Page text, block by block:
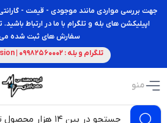
جهت بررسی مواردی مانند موجودی - قیمت -
اپیلیکشن های بله و تلگرام با ما در ارتباط
سفارش های ثبت شده می
تلگرام و بله : 09982560002 | mahdia_vision@
منو